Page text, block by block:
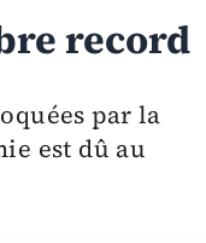
record
par la
est dû au